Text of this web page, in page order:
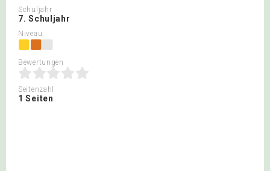
Schuljahr
7. Schuljahr
Niveau
Bewertungen
Seitenzahl
1 Seiten